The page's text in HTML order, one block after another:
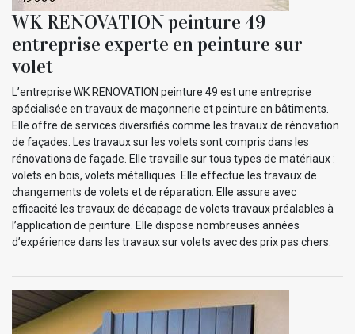
WK RENOVATION peinture 49
entreprise experte en peinture sur
volet
L’entreprise WK RENOVATION peinture 49 est une entreprise
spécialisée en travaux de maçonnerie et peinture en bâtiments.
Elle offre de services diversifiés comme les travaux de rénovation
de façades. Les travaux sur les volets sont compris dans les
rénovations de façade. Elle travaille sur tous types de matériaux :
volets en bois, volets métalliques. Elle effectue les travaux de
changements de volets et de réparation. Elle assure avec
efficacité les travaux de décapage de volets travaux préalables à
l’application de peinture. Elle dispose nombreuses années
d’expérience dans les travaux sur volets avec des prix pas chers.